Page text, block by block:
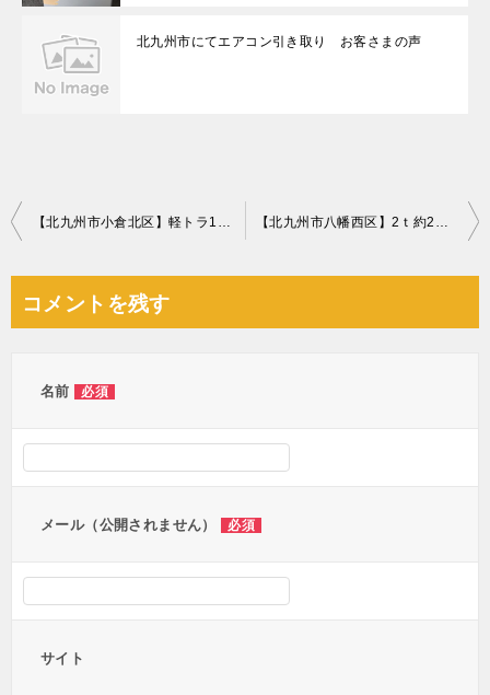
北九州市にてエアコン引き取り お客さまの声
投
ビ
ョ
【北九州市小倉北区】軽トラ1台程度の出張不用品回収・処分ご依頼 【北九州市八幡西区】2ｔ約2台分の出張不用品回収・処分ご依頼
コメントを残す
名前 必須
メール（公開されません） 必須
サイト